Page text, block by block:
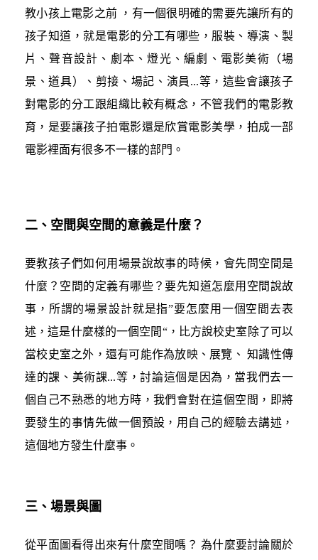
教小孩上電影之前 ，有一個很明確的需要先讓所有的
孩子知道，就是電影的分工有哪些，服裝、導演、製
片、聲音設計、劇本、燈光、編劇、電影美術（場
景、道具）、剪接、場記、演員...等，這些會讓孩子
對電影的分工跟組織比較有概念，不管我們的電影教
育，是要讓孩子拍電影還是欣賞電影美學，拍成一部
電影裡面有很多不一樣的部門。
二、空間與空間的意義是什麼？
要教孩子們如何用場景說故事的時候，會先問空間是
什麼？空間的定義有哪些？要先知道怎麼用空間說故
事，所謂的場景設計就是指”要怎麼用一個空間去表
述，這是什麼樣的一個空間“，比方說校史室除了可以
當校史室之外，還有可能作為放映、展覽、 知識性傳
達的課、美術課...等，討論這個是因為，當我們去一
個自己不熟悉的地方時，我們會對在這個空間，即將
要發生的事情先做一個預設，用自己的經驗去講述，
這個地方發生什麼事。
三、場景與圖
從平面圖看得出來有什麼空間嗎？ 為什麼要討論關於